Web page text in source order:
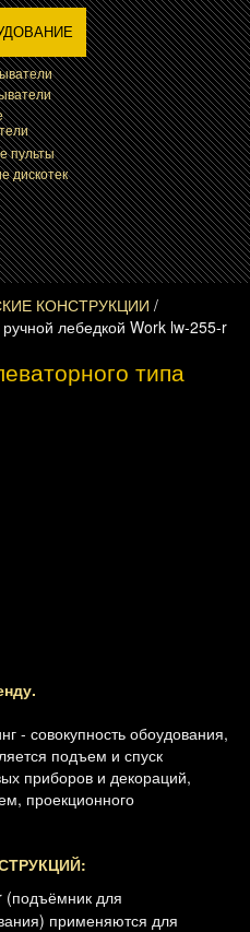
пульты
дискотек
КОНСТРУКЦИИ /
лебедкой Work lw-255-r
типа
- совокупность обоудования,
подъем и спуск
приборов и декораций,
проекционного
(подъёмник для
применяются для